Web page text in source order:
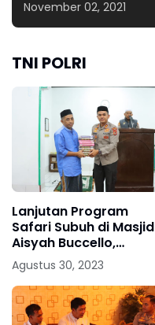
November 02, 2021
TNI POLRI
Lanjutan Program
Safari Subuh di Masjid
Aisyah Buccello,
Kapolres Soppeng :
Sambut Pemilu 2024
Dengan Damai
Agustus 30, 2023